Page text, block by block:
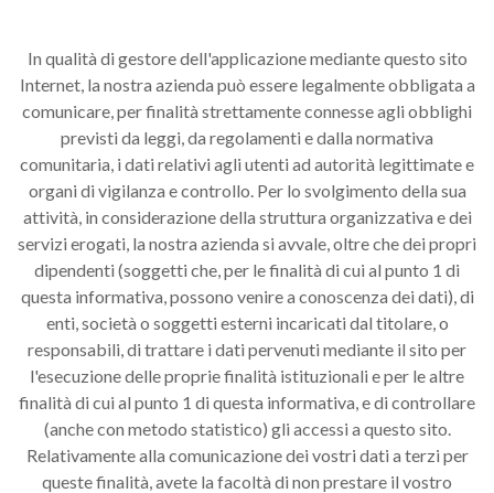
In qualità di gestore dell'applicazione mediante questo sito
Internet, la nostra azienda può essere legalmente obbligata a
comunicare, per finalità strettamente connesse agli obblighi
previsti da leggi, da regolamenti e dalla normativa
comunitaria, i dati relativi agli utenti ad autorità legittimate e
organi di vigilanza e controllo. Per lo svolgimento della sua
attività, in considerazione della struttura organizzativa e dei
servizi erogati, la nostra azienda si avvale, oltre che dei propri
dipendenti (soggetti che, per le finalità di cui al punto 1 di
questa informativa, possono venire a conoscenza dei dati), di
enti, società o soggetti esterni incaricati dal titolare, o
responsabili, di trattare i dati pervenuti mediante il sito per
l'esecuzione delle proprie finalità istituzionali e per le altre
finalità di cui al punto 1 di questa informativa, e di controllare
(anche con metodo statistico) gli accessi a questo sito.
Relativamente alla comunicazione dei vostri dati a terzi per
queste finalità, avete la facoltà di non prestare il vostro